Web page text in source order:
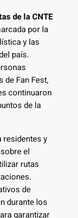
de la CNTE
por la
y las
país.
de Fan Fest,
continuaron
de la
residentes y
el
rutas
de
durante los
garantizar